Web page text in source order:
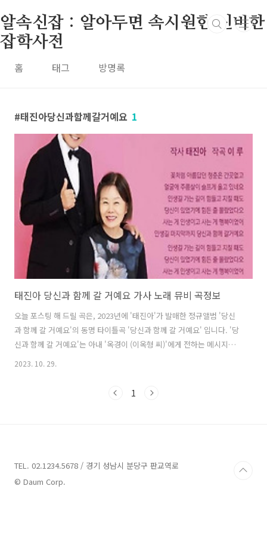
알속신잡 : 알아두면 속시원한 신비한
잡학사전
홈 태그 방명록
태진아당신과함께갈거예요 1
태진아 당신과 함께 갈 거예요 가사 노래 뮤비 곡정보
오늘 포스팅 해 드릴 곡은, 2023년에 '태진아'가 발매한 정규앨범 '당신
과 함께 갈 거예요'의 동명 타이틀곡 '당신과 함께 갈 거예요' 입니다. '당
신과 함께 갈 거예요'는 아내 '옥경이 (이옥형 씨)'에게 전하는 메시지를
담은 곡으로, '태진아'가 작사하고 '태진아'의 아들 '이루'가 작곡했습니
내고자 노력했고, 앨범 표지에는 부인과 함께 찍은 사진을 선보였습니다.
2023. 10. 29.
1
TEL. 02.1234.5678 / 경기 성남시 분당구 판교역로
© Daum Corp.